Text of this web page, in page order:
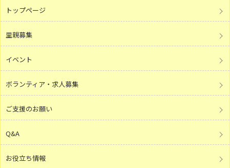
トップページ
里親募集
イベント
ボランティア・求人募集
ご支援のお願い
Q&A
お役立ち情報